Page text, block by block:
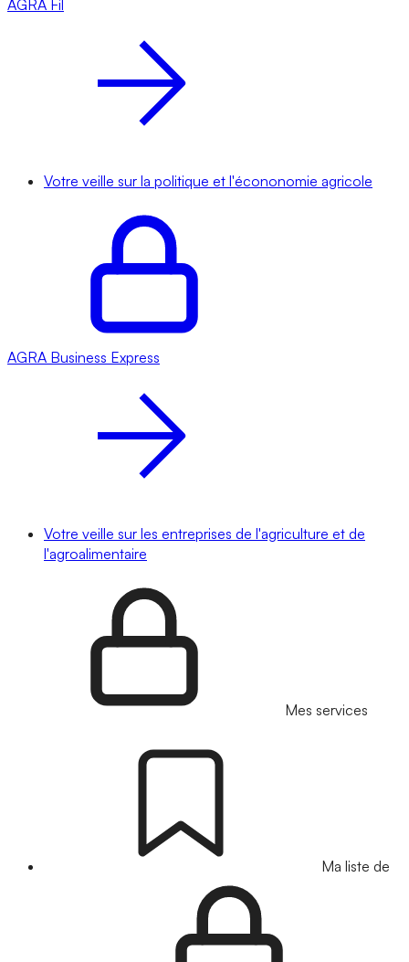
AGRA Fil
Votre veille sur la politique et l'écononomie agricole
AGRA Business Express
Votre veille sur les entreprises de l'agriculture et de
l'agroalimentaire
Mes services
Ma liste de